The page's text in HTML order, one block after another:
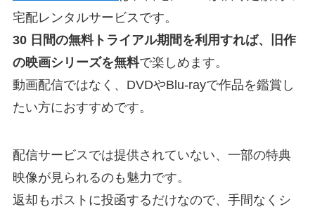
宅配レンタルサービスです。
30 日間の無料トライアル期間を利用すれば、旧作
の映画シリーズを無料で楽しめます。
動画配信ではなく、DVDやBlu-rayで作品を鑑賞し
たい方におすすめです。
配信サービスでは提供されていない、一部の特典
映像が見られるのも魅力です。
返却もポストに投函するだけなので、手間なくシ